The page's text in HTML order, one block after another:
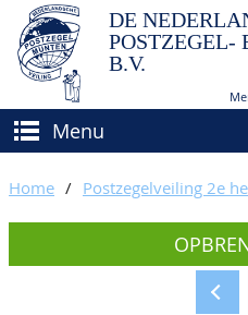
DE
B.V.
Menu
(VER)KOPEN
Hoe verkopen?
BIEDEN
Home / Postzegelveiling 2e